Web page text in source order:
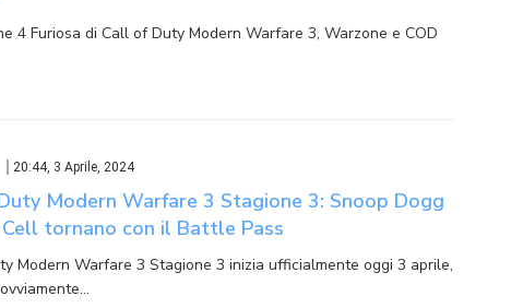
4 Furiosa di Call of Duty Modern Warfare 3, Warzone e COD
20:44, 3 Aprile, 2024
Modern Warfare 3 Stagione 3: Snoop Dogg
tornano con il Battle Pass
Modern Warfare 3 Stagione 3 inizia ufficialmente oggi 3 aprile,